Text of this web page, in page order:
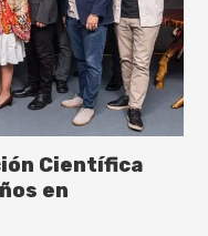
Científica
en